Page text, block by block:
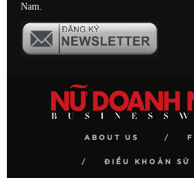
Nam.
ABOUT US
ĐIỀU KHOẢN SỬ